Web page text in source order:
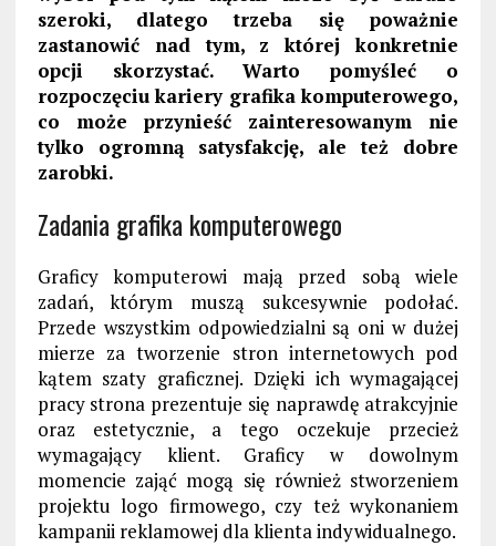
szeroki, dlatego trzeba się poważnie
zastanowić nad tym, z której konkretnie
opcji skorzystać. Warto pomyśleć o
rozpoczęciu kariery grafika komputerowego,
co może przynieść zainteresowanym nie
tylko ogromną satysfakcję, ale też dobre
zarobki.
Zadania grafika komputerowego
Graficy komputerowi mają przed sobą wiele
zadań, którym muszą sukcesywnie podołać.
Przede wszystkim odpowiedzialni są oni w dużej
mierze za tworzenie stron internetowych pod
kątem szaty graficznej. Dzięki ich wymagającej
pracy strona prezentuje się naprawdę atrakcyjnie
oraz estetycznie, a tego oczekuje przecież
wymagający klient. Graficy w dowolnym
momencie zająć mogą się również stworzeniem
projektu logo firmowego, czy też wykonaniem
kampanii reklamowej dla klienta indywidualnego.